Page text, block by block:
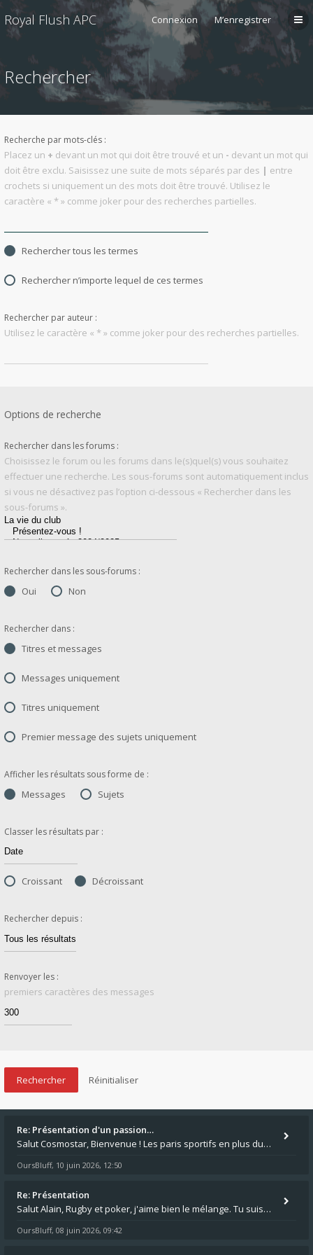
Royal Flush APC Connexion M’enregistrer
Rechercher
Recherche par mots-clés :
Placez un + devant un mot qui doit être trouvé et un - devant un mot qui
doit être exclu. Saisissez une suite de mots séparés par des | entre
crochets si uniquement un des mots doit être trouvé. Utilisez le
caractère « * » comme joker pour des recherches partielles.
Rechercher tous les termes
Rechercher n’importe lequel de ces termes
Rechercher par auteur :
Utilisez le caractère « * » comme joker pour des recherches partielles.
Options de recherche
Rechercher dans les forums :
Choisissez le forum ou les forums dans le(s)quel(s) vous souhaitez
effectuer une recherche. Les sous-forums sont automatiquement inclus
si vous ne désactivez pas l’option ci-dessous « Rechercher dans les
sous-forums ».
Rechercher dans les sous-forums :
Oui Non
Rechercher dans :
Titres et messages
Messages uniquement
Titres uniquement
Premier message des sujets uniquement
Afficher les résultats sous forme de :
Messages Sujets
Classer les résultats par :
Croissant Décroissant
Rechercher depuis :
Renvoyer les :
premiers caractères des messages
Re: Présentation d'un passion…
Salut Cosmostar, Bienvenue ! Les paris sportifs en plus du poker, c'est ce que je fais aussi. Surtout la NBA, je mise su
OursBluff, 10 juin 2026, 12:50
Re: Présentation
Salut Alain, Rugby et poker, j'aime bien le mélange. Tu suis le rugby du coin ? Moi j'essaie d'aller voir des matchs de
OursBluff, 08 juin 2026, 09:42